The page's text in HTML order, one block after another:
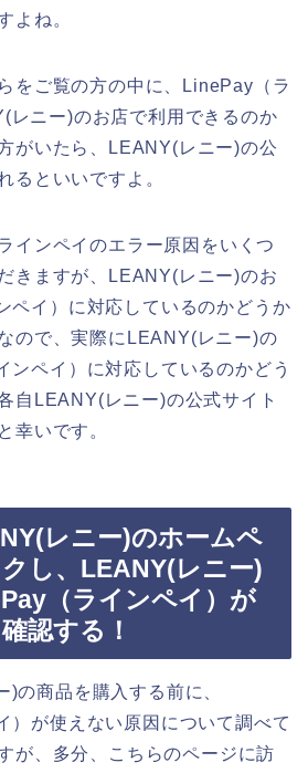
よね。
をご覧の方の中に、LinePay（ラ
レニー)のお店で利用できるのか
がいたら、LEANY(レニー)の公
るといいですよ。
インペイのエラー原因をいくつ
きますが、LEANY(レニー)のお
ペイ）に対応しているのかどうか
ので、実際にLEANY(レニー)の
ンペイ）に対応しているのかどう
自LEANY(レニー)の公式サイト
幸いです。
レニー)のホームペ
し、LEANY(レニー)
（ラインペイ）が
認する！
の商品を購入する前に、
）が使えない原因について調べて
が、多分、こちらのページに訪